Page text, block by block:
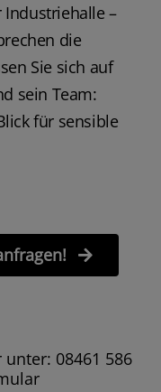
–
die
Sie sich auf
sein Team:
für sensible
08461 586